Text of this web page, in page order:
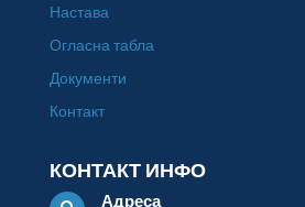
Настава
Огласна табла
Документи
Контакт
КОНТАКТ ИНФО
Адреса